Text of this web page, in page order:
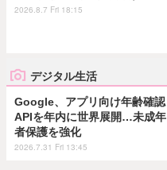
2026.8.7 Fri 18:15
デジタル生活
Google、アプリ向け年齢確認
APIを年内に世界展開…未成年
者保護を強化
2026.7.31 Fri 13:45